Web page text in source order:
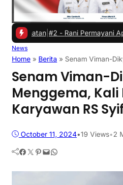
#2 -Rani Permayani
News
Home » Berita » Senam Viman-
Senam Viman-
Menggema, Kali
Karyawan RS
October 11, 2024•19 Views•2
Facebook Twitter Pinterest Mail WhatsApp